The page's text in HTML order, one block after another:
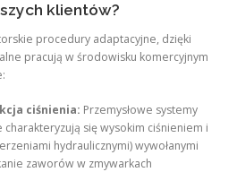
klientów?
procedury adaptacyjne, dzięki
pracują w środowisku komercyjnym
ciśnienia: Przemysłowe systemy
się wysokim ciśnieniem i
hydraulicznymi) wywołanymi
zaworów w zmywarkach